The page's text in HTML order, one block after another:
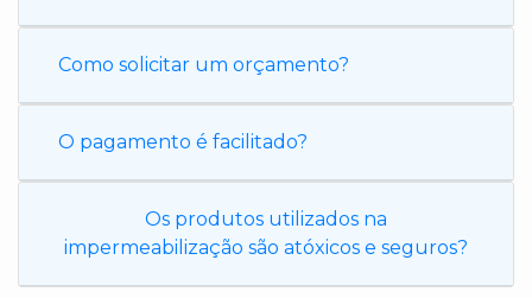
Como solicitar um orçamento?
O pagamento é facilitado?
Os produtos utilizados na
impermeabilização são atóxicos e seguros?